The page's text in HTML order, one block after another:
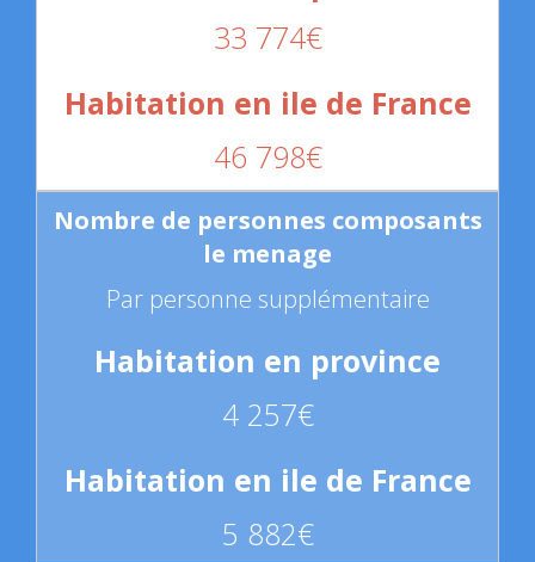
33 774€
46 798€
Par personne supplémentaire
4 257€
5 882€